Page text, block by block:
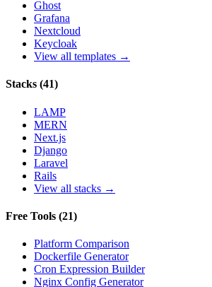
Ghost
Grafana
Nextcloud
Keycloak
View all templates →
Stacks (41)
LAMP
MERN
Next.js
Django
Laravel
Rails
View all stacks →
Free Tools (21)
Platform Comparison
Dockerfile Generator
Cron Expression Builder
Nginx Config Generator